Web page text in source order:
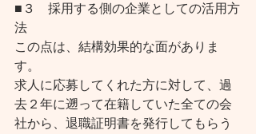
■３　採用する側の企業としての活用方
法
この点は、結構効果的な面がありま
す。
求人に応募してくれた方に対して、過
去２年に遡って在籍していた全ての会
社から、退職証明書を発行してもらう